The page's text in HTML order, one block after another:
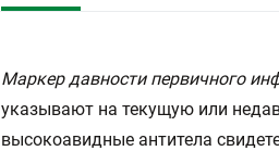
Маркер давности первичного
указывают на текущую или
высокоавидные антитела